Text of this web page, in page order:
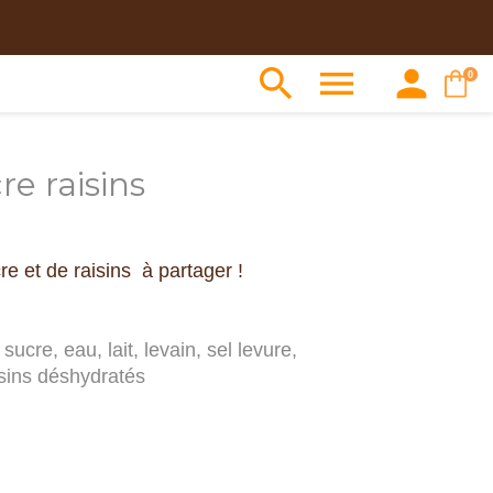
   0
raisins
et de raisins à partager !
eau, lait, levain, sel levure,
déshydratés